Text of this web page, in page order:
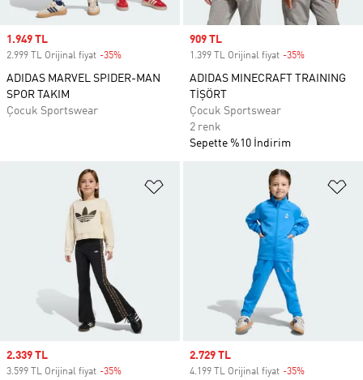
Sale price
1.949 TL
2.999 TL Orijinal fiyat -35%
ADIDAS MARVEL SPIDER-MAN
SPOR TAKIM
Çocuk Sportswear
Sale price
909 TL
1.399 TL Orijinal fiyat -35%
ADIDAS MINECRAFT TRAINING
TİŞÖRT
Çocuk Sportswear
2 renk
Sepette %10 İndirim
Favori Listesine Ekle
Sale price
2.339 TL
3.599 TL Orijinal fiyat -35%
Sale price
2.729 TL
4.199 TL Orijinal fiyat -35%